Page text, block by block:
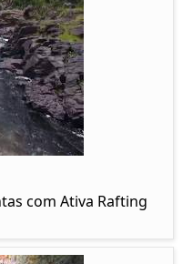
com Ativa Rafting